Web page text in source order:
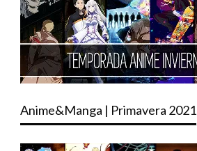
Anime&Manga | Primavera 2021